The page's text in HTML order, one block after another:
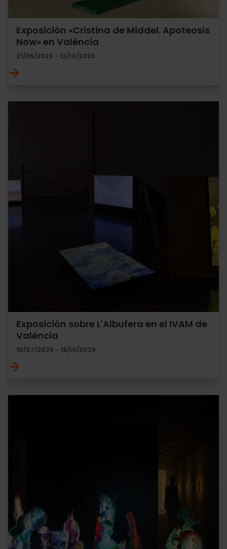
Exposición «Cristina de Middel. Apoteosis
Now» en València
21/05/2026 - 12/10/2026
Exposición sobre L'Albufera en el IVAM de
València
10/07/2026 - 18/10/2026